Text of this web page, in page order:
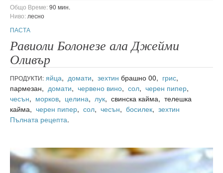
Общо Време:90 мин.
Ниво: лесно
ПАСТА
Равиоли Болонезе ала Джейми
Оливър
ПРОДУКТИ: яйца, домати, зехтин брашно 00, грис,
пармезан, домати, червено вино, сол, черен пипер,
чесън, морков, целина, лук, свинска кайма, телешка
кайма, черен пипер, сол, чесън, босилек, зехтин
Пълната рецепта.